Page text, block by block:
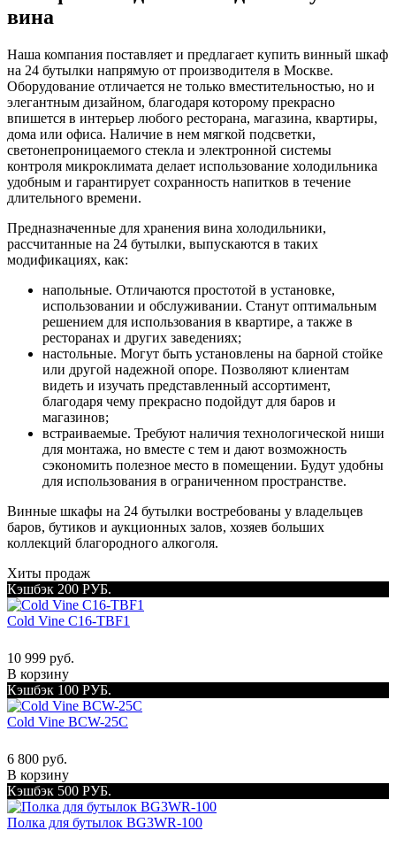
вина
Наша компания поставляет и предлагает купить винный шкаф
на 24 бутылки напрямую от производителя в Москве.
Оборудование отличается не только вместительностью, но и
элегантным дизайном, благодаря которому прекрасно
впишется в интерьер любого ресторана, магазина, квартиры,
дома или офиса. Наличие в нем мягкой подсветки,
светонепроницаемого стекла и электронной системы
контроля микроклимата делает использование холодильника
удобным и гарантирует сохранность напитков в течение
длительного времени.
Предназначенные для хранения вина холодильники,
рассчитанные на 24 бутылки, выпускаются в таких
модификациях, как:
напольные. Отличаются простотой в установке,
использовании и обслуживании. Станут оптимальным
решением для использования в квартире, а также в
ресторанах и других заведениях;
настольные. Могут быть установлены на барной стойке
или другой надежной опоре. Позволяют клиентам
видеть и изучать представленный ассортимент,
благодаря чему прекрасно подойдут для баров и
магазинов;
встраиваемые. Требуют наличия технологической ниши
для монтажа, но вместе с тем и дают возможность
сэкономить полезное место в помещении. Будут удобны
для использования в ограниченном пространстве.
Винные шкафы на 24 бутылки востребованы у владельцев
баров, бутиков и аукционных залов, хозяев больших
коллекций благородного алкоголя.
Хиты продаж
Кэшбэк 200 РУБ.
Cold Vine C16-TBF1
10 999 руб.
В корзину
Кэшбэк 100 РУБ.
Cold Vine BCW-25C
6 800 руб.
В корзину
Кэшбэк 500 РУБ.
Полка для бутылок BG3WR-100